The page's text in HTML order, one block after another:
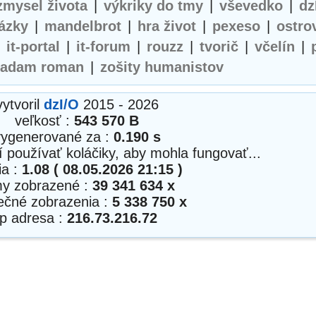
života výkriky do tmy vševedko
mandelbrot hra život pexeso
it-portal it-forum rouzz tvorič včelín
adam roman
zošity humanistov
dzI/O 2015 - 2026
veľkosť : 543 570 B
za : 0.190 s
používať koláčiky, aby mohla fungovať...
: 1.08 ( 08.05.2026 21:15 )
zobrazené : 39 341 634 x
zobrazenia : 5 338 750 x
adresa : 216.73.216.72